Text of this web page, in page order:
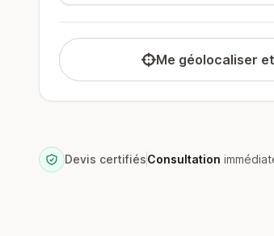
Me géolocaliser
Devis certifiésConsultation